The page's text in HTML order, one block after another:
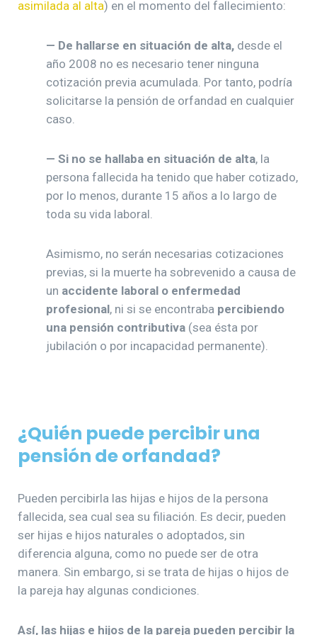
asimilada al alta) en el momento del fallecimiento:
— De hallarse en situación de alta, desde el
año 2008 no es necesario tener ninguna
cotización previa acumulada. Por tanto, podría
solicitarse la pensión de orfandad en cualquier
caso.
— Si no se hallaba en situación de alta, la
persona fallecida ha tenido que haber cotizado,
por lo menos, durante 15 años a lo largo de
toda su vida laboral.
Asimismo, no serán necesarias cotizaciones
previas, si la muerte ha sobrevenido a causa de
un accidente laboral o enfermedad
profesional, ni si se encontraba percibiendo
una pensión contributiva (sea ésta por
jubilación o por incapacidad permanente).
¿Quién puede percibir una
pensión de orfandad?
Pueden percibirla las hijas e hijos de la persona
fallecida, sea cual sea su filiación. Es decir, pueden
ser hijas e hijos naturales o adoptados, sin
diferencia alguna, como no puede ser de otra
manera. Sin embargo, si se trata de hijas o hijos de
la pareja hay algunas condiciones.
Así, las hijas e hijos de la pareja pueden percibir la